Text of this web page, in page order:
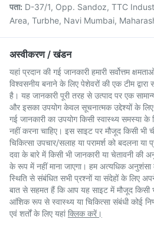
पता: D-37/1, Opp. Sandoz, TTC
Area, Turbhe, Navi Mumbai,
अस्वीकरण / खंडन
यहां प्रदान की गई जानकारी हमारी सर्वोत्तम
विश्वसनीय बनाने के लिए पेशेवरों की एक टीम द्वारा
है। यह जानकारी पूरी तरह से उत्पाद पर एक
और इसका उपयोग केवल सूचनात्मक उद्देश्यों के लिए
गई जानकारी का उपयोग किसी स्वास्थ्य समस्या के
नहीं करना चाहिए। इस साइट पर मौजूद किसी भी
चिकित्सा उपचार/सलाह या परामर्श को बदलना या
दवा के बारे में किसी भी जानकारी या चेतावनी की
के रूप में नहीं माना जाएगा। हम अत्यधिक
स्थिति से संबंधित सभी प्रश्नों या संदेहों के लिए
बात से सहमत हैं कि आप यह साइट में मौजूद किसी
आंशिक रूप से स्वास्थ्य या चिकित्सा संबंधी कोई
एवं शर्तों के लिए यहांक्लिक करें।